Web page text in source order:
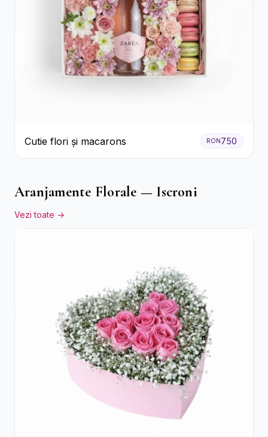
Cutie flori și macarons RON 750
Aranjamente Florale — Iscroni
Vezi toate →